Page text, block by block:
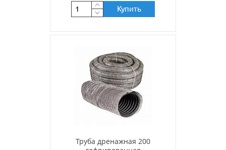
Купить
Труба дренажная 200